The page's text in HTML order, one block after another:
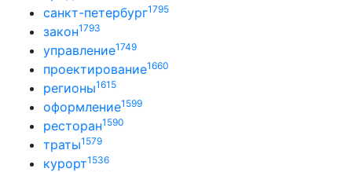
санкт-петербург1795
закон1793
управление1749
проектирование1660
регионы1615
оформление1599
ресторан1590
траты1579
курорт1536